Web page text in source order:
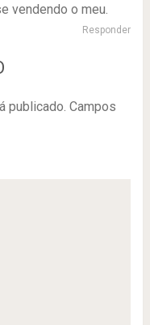
vendendo o meu.
Responder
publicado. Campos